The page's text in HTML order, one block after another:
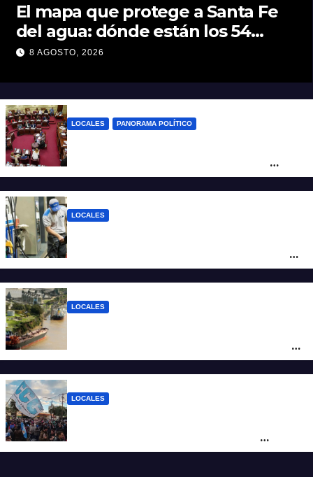
El mapa que protege a Santa Fe
del agua: dónde están los 54
puntos de bombeo
8 AGOSTO, 2026
LOCALES PANORAMA POLÍTICO
Santa Fe
LOCALES
ciudad de Santa Fe: la nafta súper superó
los $2.100 y llenar el tanque cuesta más
LOCALES
posicionar los puertos del sur de Santa Fe
como salida para las exportaciones
LOCALES
sociales y sindicales